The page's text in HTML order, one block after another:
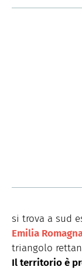
si trova a sud
Emilia
triangolo
Il territorio è